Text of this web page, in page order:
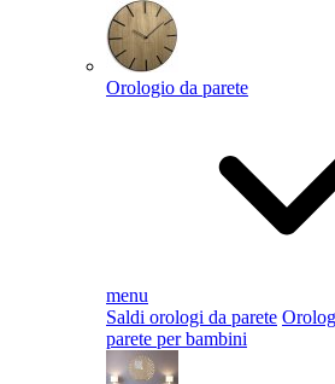
Orologio da parete
menu
Saldi orologi da parete
parete per bambini